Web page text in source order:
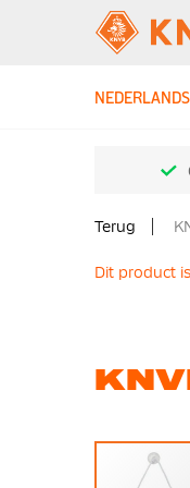
Terug
Dit product
Ga